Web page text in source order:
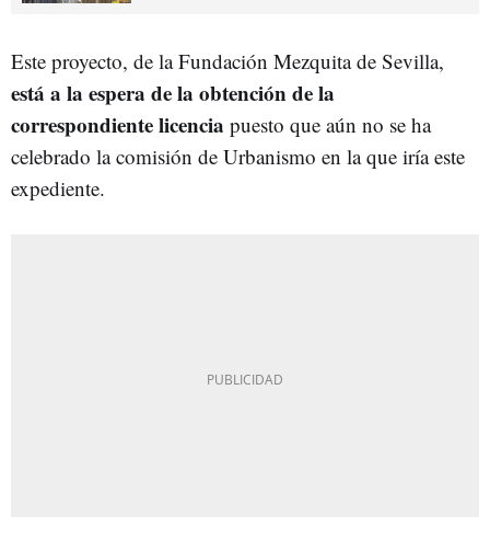
Este proyecto, de la Fundación Mezquita de Sevilla,
está a la espera de la obtención de la
correspondiente licencia puesto que aún no se ha
celebrado la comisión de Urbanismo en la que iría este
expediente.